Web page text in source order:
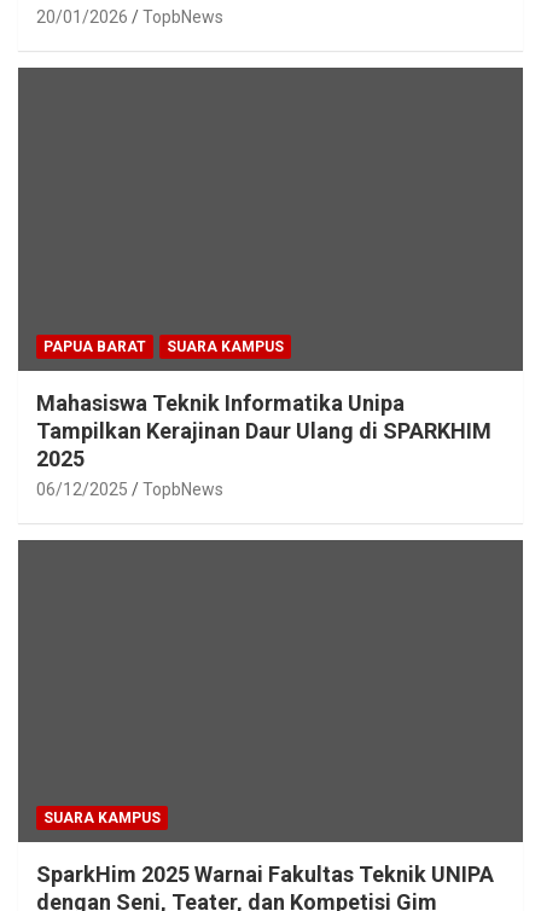
20/01/2026 TopbNews
PAPUA BARAT SUARA KAMPUS
Mahasiswa Teknik Informatika Unipa
Tampilkan Kerajinan Daur Ulang di SPARKHIM
2025
06/12/2025 TopbNews
SUARA KAMPUS
SparkHim 2025 Warnai Fakultas Teknik UNIPA
dengan Seni, Teater, dan Kompetisi Gim